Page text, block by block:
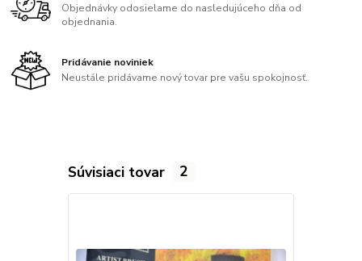
Objednávky odosielame do nasledujúceho dňa od
objednania.
Pridávanie noviniek
Neustále pridávame nový tovar pre vašu spokojnosť.
Súvisiaci tovar 2